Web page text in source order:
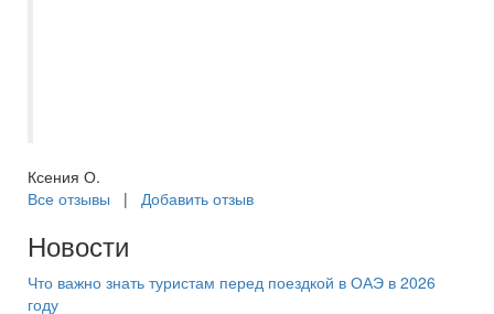
Ксения О.
Все отзывы | Добавить отзыв
Новости
Что важно знать туристам перед поездкой в ОАЭ в 2026
году